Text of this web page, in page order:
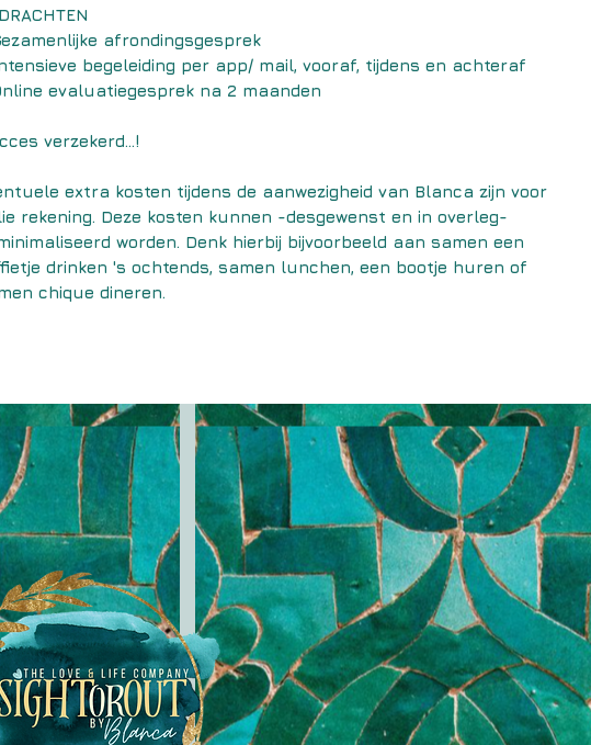
afrondingsgesprek
begeleiding per app/ mail, vooraf, tijdens en achteraf
evaluatiegesprek na 2 maanden
verzekerd...!
extra kosten tijdens de aanwezigheid van Blanca zijn voor
rekening. Deze kosten kunnen -desgewenst en in overleg-
worden. Denk hierbij bijvoorbeeld aan samen een
drinken 's ochtends, samen lunchen, een bootje huren of
chique dineren.